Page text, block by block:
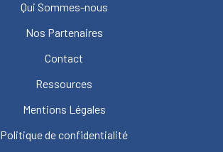
Qui Sommes-nous
Nos Partenaires
Contact
Ressources
Mentions Légales
Politique de confidentialité